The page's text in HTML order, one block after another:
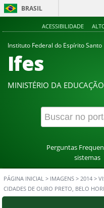
BRASIL
ACESSIBILIDADE
Instituto Federal do Espírito Santo
Ifes
MINISTÉRIO DA EDUCAÇÃO
Perguntas
sistemas
PÁGINA INICIAL > IMAGENS > 2014 >
CIDADES DE OURO PRETO, BELO